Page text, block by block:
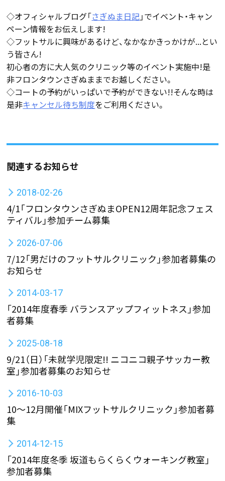
◇オフィシャルブログ「さぎぬま日記」でイベント・キャン
ペーン情報をお伝えします!
◇フットサルに興味があるけど、なかなかきっかけが...とい
う皆さん!
初心者の方に大人気のクリニック等のイベント実施中!是
非フロンタウンさぎぬままでお越しください。
◇コートの予約がいっぱいで予約ができない!!そんな時は
是非キャンセル待ち制度をご利用ください。
関連するお知らせ
2018-02-26
4/1「フロンタウンさぎぬまOPEN12周年記念フェス
ティバル」参加チーム募集
2026-07-06
7/12「男だけのフットサルクリニック」参加者募集の
お知らせ
2014-03-17
「2014年度春季 バランスアップフィットネス」参加
者募集
2025-08-18
9/21（日）「未就学児限定!! ニコニコ親子サッカー教
室」参加者募集のお知らせ
2016-10-03
10〜12月開催「MIXフットサルクリニック」参加者募
集
2014-12-15
「2014年度冬季 坂道もらくらくウォーキング教室」
参加者募集